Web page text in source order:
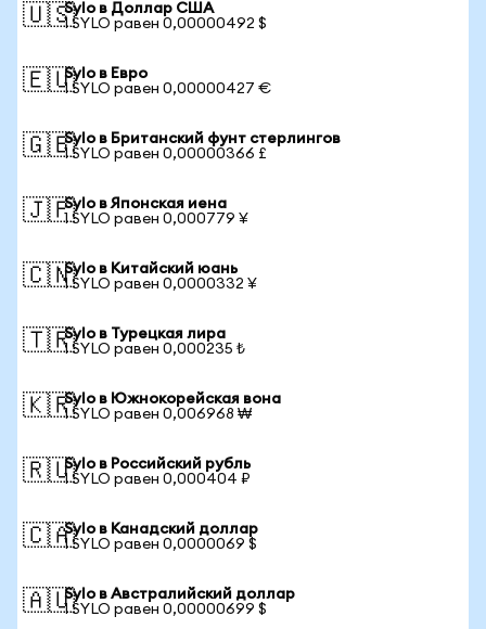
🇺🇸Sylo в Доллар США
1 SYLO равен 0,00000492 $
🇪🇺Sylo в Евро
1 SYLO равен 0,00000427 €
🇬🇧Sylo в Британский фунт стерлингов
1 SYLO равен 0,00000366 £
🇯🇵Sylo в Японская иена
1 SYLO равен 0,000779 ¥
🇨🇳Sylo в Китайский юань
1 SYLO равен 0,0000332 ¥
🇹🇷Sylo в Турецкая лира
1 SYLO равен 0,000235 ₺
🇰🇷Sylo в Южнокорейская вона
1 SYLO равен 0,006968 ₩
🇷🇺Sylo в Российский рубль
1 SYLO равен 0,000404 ₽
🇨🇦Sylo в Канадский доллар
1 SYLO равен 0,0000069 $
🇦🇺Sylo в Австралийский доллар
1 SYLO равен 0,00000699 $